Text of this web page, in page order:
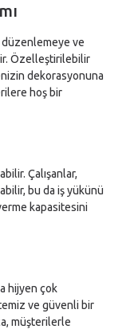
ve
Özelleştirilebilir
dekorasyonuna
hoş bir
Çalışanlar,
bu da iş yükünü
kapasitesini
hijyen çok
ve güvenli bir
müşterilerle